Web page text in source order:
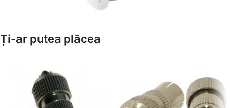
Suporți Hârtie Igenică
Ți-ar putea plăcea